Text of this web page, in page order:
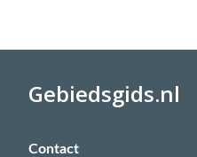
Gebiedsgids.nl
Contact